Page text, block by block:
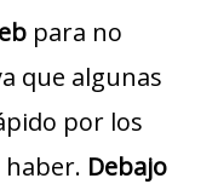
para no
que algunas
por los
haber. Debajo